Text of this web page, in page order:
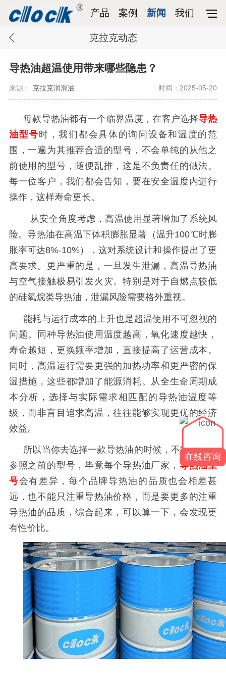
产品 案例 新闻 我们
克拉克动态
导热油超温使用带来哪些隐患？
来源： 克拉克润滑油 时间：2025-05-20
每款导热油都有一个临界温度，在客户选择导热
油型号时，我们都会具体的询问设备和温度的范
围，一遍为其推荐合适的型号，不会单纯的从他之
前使用的型号，随便乱推，这是不负责任的做法。
每一位客户，我们都会告知，要在安全温度内进行
操作，这样寿命更长。
从安全角度考虑，高温使用显著增加了系统风
险。导热油在高温下体积膨胀显著（温升100℃时膨
胀率可达8%-10%），这对系统设计和操作提出了更
高要求。更严重的是，一旦发生泄漏，高温导热油
与空气接触极易引发火灾。特别是对于自燃点较低
的硅氧烷类导热油，泄漏风险需要格外重视。
能耗与运行成本的上升也是超温使用不可忽视的
问题。同种导热油使用温度越高，氧化速度越快，
寿命越短，更换频率增加，直接提高了运营成本。
同时，高温运行需要更强的加热功率和更严密的保
温措施，这些都增加了能源消耗。从全生命周期成
本分析，选择与实际需求相匹配的导热油温度等
级，而非盲目追求高温，往往能够实现更优的经济
效益。
所以当你去选择一款导热油的时候，不能盲目的
参照之前的型号，毕竟每个导热油厂家， 导热油型
号会有差异，每个品牌导热油的品质也会相差甚
远，也不能只注重导热油价格，而是要更多的注重
导热油的品质，综合起来，可以算一下，会发现更
有性价比。
在线咨询